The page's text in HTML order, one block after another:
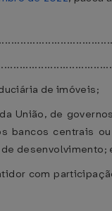
de imóveis;
União, de
bancos centrais
desenvolvimento;
com